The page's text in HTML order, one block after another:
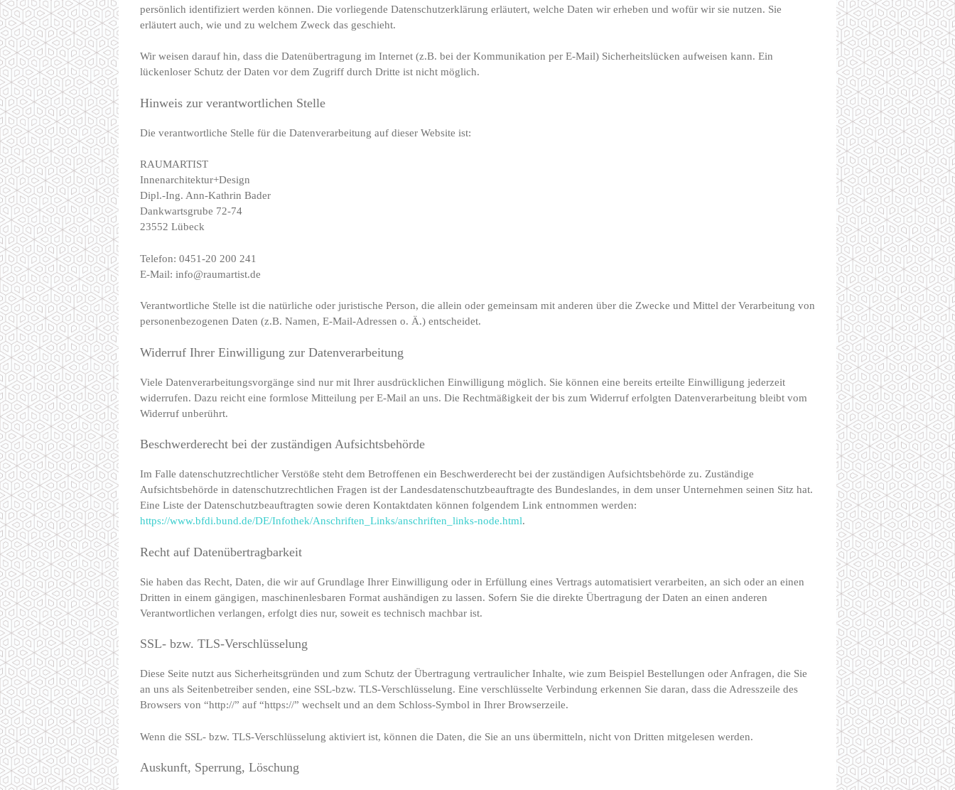
persönlich identifiziert werden können. Die vorliegende Datenschutzerklärung erläutert, welche Daten wir erheben und wofür wir sie nutzen. Sie
erläutert auch, wie und zu welchem Zweck das geschieht.
Wir weisen darauf hin, dass die Datenübertragung im Internet (z.B. bei der Kommunikation per E-Mail) Sicherheitslücken aufweisen kann. Ein
lückenloser Schutz der Daten vor dem Zugriff durch Dritte ist nicht möglich.
Hinweis zur verantwortlichen Stelle
Die verantwortliche Stelle für die Datenverarbeitung auf dieser Website ist:
RAUMARTIST
Innenarchitektur+Design
Dipl.-Ing. Ann-Kathrin Bader
Dankwartsgrube 72-74
23552 Lübeck
Telefon: 0451-20 200 241
E-Mail: info@raumartist.de
Verantwortliche Stelle ist die natürliche oder juristische Person, die allein oder gemeinsam mit anderen über die Zwecke und Mittel der Verarbeitung von
personenbezogenen Daten (z.B. Namen, E-Mail-Adressen o. Ä.) entscheidet.
Widerruf Ihrer Einwilligung zur Datenverarbeitung
Viele Datenverarbeitungsvorgänge sind nur mit Ihrer ausdrücklichen Einwilligung möglich. Sie können eine bereits erteilte Einwilligung jederzeit
widerrufen. Dazu reicht eine formlose Mitteilung per E-Mail an uns. Die Rechtmäßigkeit der bis zum Widerruf erfolgten Datenverarbeitung bleibt vom
Widerruf unberührt.
Beschwerderecht bei der zuständigen Aufsichtsbehörde
Im Falle datenschutzrechtlicher Verstöße steht dem Betroffenen ein Beschwerderecht bei der zuständigen Aufsichtsbehörde zu. Zuständige
Aufsichtsbehörde in datenschutzrechtlichen Fragen ist der Landesdatenschutzbeauftragte des Bundeslandes, in dem unser Unternehmen seinen Sitz hat.
Eine Liste der Datenschutzbeauftragten sowie deren Kontaktdaten können folgendem Link entnommen werden:
https://www.bfdi.bund.de/DE/Infothek/Anschriften_Links/anschriften_links-node.html.
Recht auf Datenübertragbarkeit
Sie haben das Recht, Daten, die wir auf Grundlage Ihrer Einwilligung oder in Erfüllung eines Vertrags automatisiert verarbeiten, an sich oder an einen
Dritten in einem gängigen, maschinenlesbaren Format aushändigen zu lassen. Sofern Sie die direkte Übertragung der Daten an einen anderen
Verantwortlichen verlangen, erfolgt dies nur, soweit es technisch machbar ist.
SSL- bzw. TLS-Verschlüsselung
Diese Seite nutzt aus Sicherheitsgründen und zum Schutz der Übertragung vertraulicher Inhalte, wie zum Beispiel Bestellungen oder Anfragen, die Sie
an uns als Seitenbetreiber senden, eine SSL-bzw. TLS-Verschlüsselung. Eine verschlüsselte Verbindung erkennen Sie daran, dass die Adresszeile des
Browsers von “http://” auf “https://” wechselt und an dem Schloss-Symbol in Ihrer Browserzeile.
Wenn die SSL- bzw. TLS-Verschlüsselung aktiviert ist, können die Daten, die Sie an uns übermitteln, nicht von Dritten mitgelesen werden.
Auskunft, Sperrung, Löschung